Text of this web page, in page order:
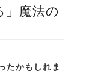
」魔法の
たかもしれま